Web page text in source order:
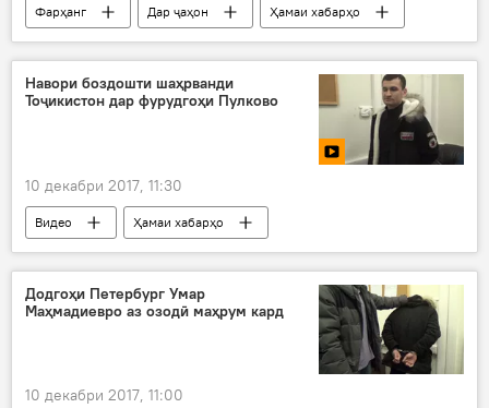
Фарҳанг Дар ҷаҳон
Ҳамаи хабарҳо
Тоҷикистон-Урдун
Эмомалӣ Раҳмон
шаҳрванди ифтихорӣ
Навори боздошти шаҳрванди
Тоҷикистон дар фурудгоҳи Пулково
10 декабри 2017, 11:30
Видео Ҳамаи хабарҳо
Додгоҳи Петербург Умар
Маҳмадиевро аз озодӣ маҳрум кард
10 декабри 2017, 11:00